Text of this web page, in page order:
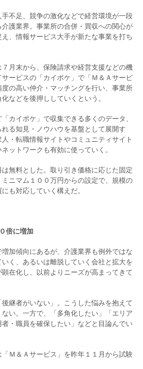
不足、競争の激化などで経営環境が一段
介護業界。事業所の合併・買収への関心が
、情報サービス大手が新たな事業を打ち
月末から、保険請求や経営支援などの機
ービスの「カイポケ」で「Ｍ＆Ａサービ
度の高い仲介・マッチングを行い、事業所
などを後押ししていくという。
カイポケ」で収集できる多くのデータ、
る知見・ノウハウを基盤として展開す
・転職情報サイトやコミュニティサイト
ットワークも有効に使っていく。
無料とした。取り引き価格に応じた固定
ニマム１００万円からの設定で、規模の
も対応していく構えだ。
倍に増加
加傾向にあるが、介護業界も例外ではな
く、あるいは離脱していく会社と拡大を
在化し、以前よりニーズが高まってきて
後継者がいない」。こうした悩みを抱えて
い。一方で、「多角化したい」「エリア
・職員を確保したい」などと目論んでい
Ｍ＆Ａサービス」を昨年１１月から試験